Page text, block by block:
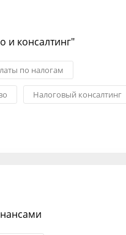
и консалтинг"
по налогам
Налоговый консалтинг